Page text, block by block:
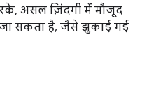
असल ज़िंदगी में मौजूद
सकता है, जैसे झुकाई गई